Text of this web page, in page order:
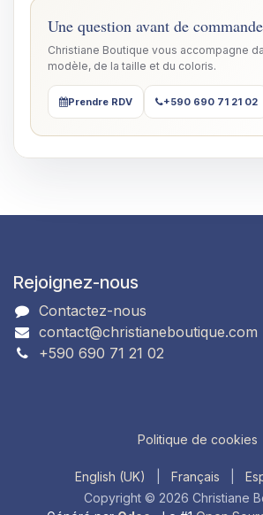
Une question avant de
Christiane Boutique vous accompagne
modèle, de la taille et du coloris.
Prendre RDV +590 690 71 21 02
Rejoignez-nous
Contactez-nous
contact@christianeboutique.com
+590 690 71 21 02
Politique de cookies
Copyright © 2026 Christiane
English (UK) Français